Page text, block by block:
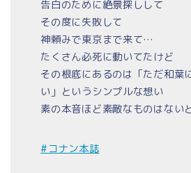
告白のために絶景探しして
その度に失敗して
神頼みで東京まで来て…
たくさん必死に動いてたけど
その根底にあるのは「ただ和葉
い」というシンプルな想い
素の本音ほど素敵なものはない
#コナン本誌